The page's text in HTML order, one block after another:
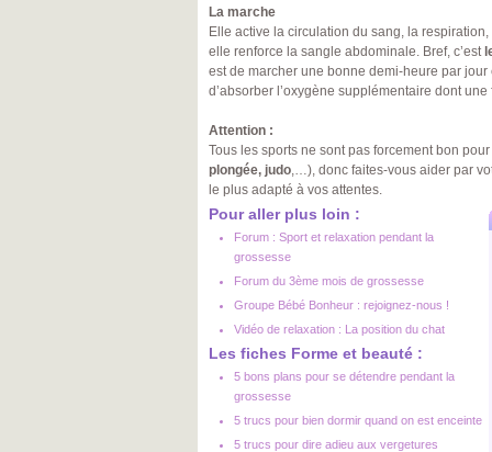
La marche
Elle active la circulation du sang, la
elle renforce la sangle abdominale. Bref, c’est
est de marcher une bonne demi-heure par
d’absorber l’oxygène supplémentaire dont
Attention :
Tous les sports ne sont pas forcement bon
plongée, judo,…), donc faites-vous aider par
le plus adapté à vos attentes.
Pour aller plus loin :
Forum : Sport et relaxation pendant la
grossesse
Forum du 3ème mois de grossesse
Groupe Bébé Bonheur : rejoignez-nous !
Vidéo de relaxation : La position du chat
Les fiches Forme et beauté :
5 bons plans pour se détendre pendant la
grossesse
5 trucs pour bien dormir quand on est enceinte
5 trucs pour dire adieu aux vergetures